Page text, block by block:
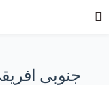
جنوبی